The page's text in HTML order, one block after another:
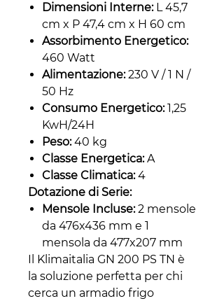
Dimensioni Interne:L 45,7
cm x P 47,4 cm x H 60 cm
Assorbimento Energetico:
460 Watt
Alimentazione:230 V / 1 N /
50 Hz
Consumo Energetico:1,25
KwH/24H
Peso:40 kg
Classe Energetica:A
Classe Climatica:4
Dotazione di Serie:
Mensole Incluse:2 mensole
da 476x436 mm e 1
mensola da 477x207 mm
Il Klimaitalia GN 200 PS TN è
la soluzione perfetta per chi
cerca un armadio frigo